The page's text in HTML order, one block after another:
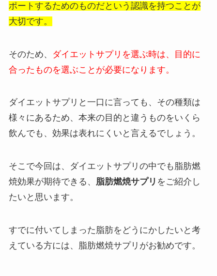
ポートするためのものだという認識を持つことが
大切です。
そのため、
ダイエットサプリを選ぶ時は、目的に
合ったものを選ぶことが必要になります。
ダイエットサプリと一口に言っても、その種類は
様々にあるため、本来の目的と違うものをいくら
飲んでも、効果は表れにくいと言えるでしょう。
そこで今回は、ダイエットサプリの中でも脂肪燃
焼効果が期待できる、 脂肪燃焼サプリ をご紹介し
たいと思います。
すでに付いてしまった脂肪をどうにかしたいと考
えている方には、脂肪燃焼サプリがお勧めです。